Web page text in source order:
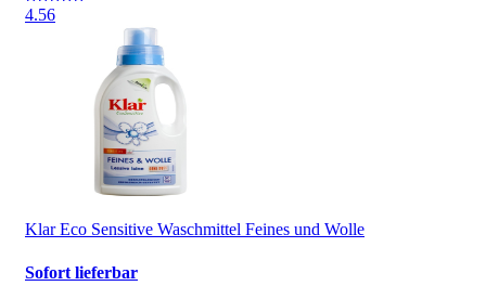
4.56
Klar Eco Sensitive Waschmittel Feines und Wolle
Sofort lieferbar